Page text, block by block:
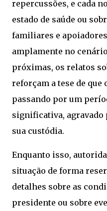
repercussões, e cada
estado de saúde ou
familiares e
amplamente no
próximas, os relatos
reforçam a tese de
passando por um
significativa, agravado
sua custódia.
Enquanto isso,
situação de forma
detalhes sobre as
presidente ou sobre